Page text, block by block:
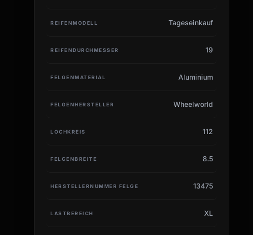
REIFENMODELL Tageseinkauf
REIFENDURCHMESSER 19
FELGENMATERIAL Aluminium
FELGENHERSTELLER Wheelworld
LOCHKREIS 112
FELGENBREITE 8.5
HERSTELLERNUMMER FELGE 13475
LASTBEREICH XL